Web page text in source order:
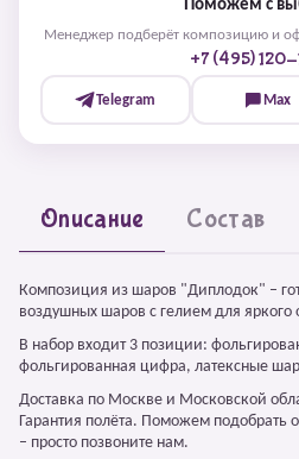
Поможем с
Менеджер подберёт композицию и
+7 (495)
Telegram Max
Описание Состав
Композиция из шаров "Диплодок" –
воздушных шаров с гелием для
В набор входит 3 позиции:
фольгированная цифра, латексные
Доставка по Москве и Московской
Гарантия полёта. Поможем подобрать
– просто позвоните нам.